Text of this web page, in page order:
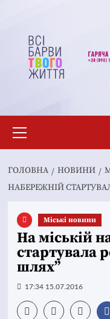
вмісту
меню
ГОЛОВНА НОВИНИ
НАБЕРЕЖНІЙ
Mіські новини
На міській
стартувала
шлях”
17:34 15.07.2016